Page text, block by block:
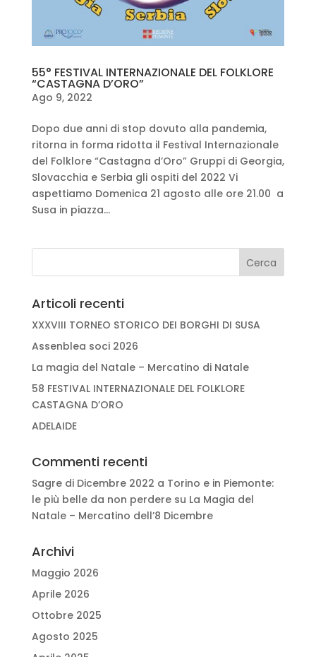
55° FESTIVAL INTERNAZIONALE DEL FOLKLORE
“CASTAGNA D’ORO”
Ago 9, 2022
Dopo due anni di stop dovuto alla pandemia,
ritorna in forma ridotta il Festival Internazionale
del Folklore “Castagna d’Oro” Gruppi di Georgia,
Slovacchia e Serbia gli ospiti del 2022 Vi
aspettiamo Domenica 21 agosto alle ore 21.00 a
Susa in piazza...
Articoli recenti
XXXVIII TORNEO STORICO DEI BORGHI DI SUSA
Assenblea soci 2026
La magia del Natale – Mercatino di Natale
58 FESTIVAL INTERNAZIONALE DEL FOLKLORE
CASTAGNA D’ORO
ADELAIDE
Commenti recenti
Sagre di Dicembre 2022 a Torino e in Piemonte:
le più belle da non perderesu La Magia del
Natale – Mercatino dell’8 Dicembre
Archivi
Maggio 2026
Aprile 2026
Ottobre 2025
Agosto 2025